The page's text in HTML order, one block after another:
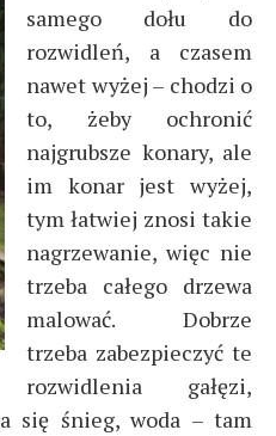
samego dołu do
rozwidleń, a czasem
nawet wyżej – chodzi o
to, żeby ochronić
najgrubsze konary, ale
im konar jest wyżej,
tym łatwiej znosi takie
nagrzewanie, więc nie
trzeba całego drzewa
malować. Dobrze
trzeba zabezpieczyć te
rozwidlenia gałęzi,
się śnieg, woda – tam